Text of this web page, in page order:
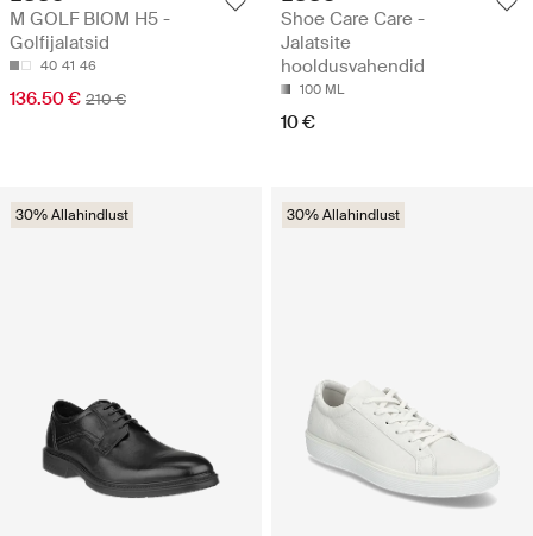
M GOLF BIOM H5 -
Golfijalatsid
40 41 46
136.50 € 210 €
Shoe Care Care -
Jalatsite
hooldusvahendid
100 ML
10 €
30% Allahindlust 30% Allahindlust